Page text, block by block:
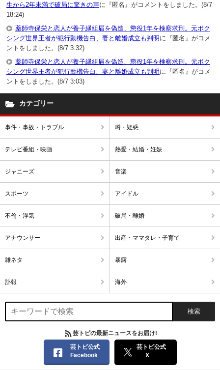
生から2年未満で破局に驚きの声に『匿名』がコメントをしました。(8/7
18:24)
薬師寺保栄と恋人が養子縁組届を偽造、懲役1年を検察求刑。元ボク
シング世界王者が犯行動機告白、妻と離婚成立も判明 に『匿名』がコメ
ントをしました。(8/7 3:32)
薬師寺保栄と恋人が養子縁組届を偽造、懲役1年を検察求刑。元ボク
シング世界王者が犯行動機告白、妻と離婚成立も判明 に『匿名』がコメ
ントをしました。(8/7 3:03)
カテゴリー
事件・事故・トラブル 噂・疑惑
テレビ番組・映画 熱愛・結婚・妊娠
ジャニーズ 音楽
スポーツ アイドル
不倫・浮気 破局・離婚
アナウンサー 出産・ママタレ・子育て
雑ネタ 暴露
訃報 海外
芸トピの最新ニュースをお届け!
芸トピ公式
Facebook
芸トピ公式
X